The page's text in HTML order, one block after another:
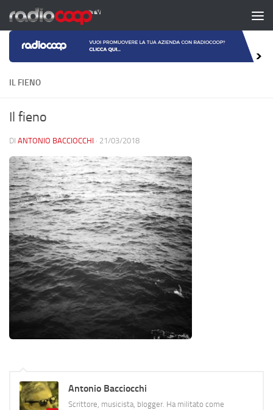
Salta al contenuto
IL FIENO
Il fieno
DI ANTONIO BACCIOCCHI · 21/03/2018
Antonio Bacciocchi
Scrittore, musicista, blogger. Ha militato come